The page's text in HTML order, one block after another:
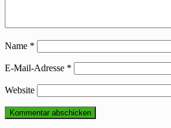
Name *
E-Mail-Adresse *
Website